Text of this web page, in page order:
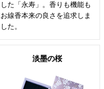
した「永寿」。香りも機能も
お線香本来の良さを追求しま
した。
淡墨の桜